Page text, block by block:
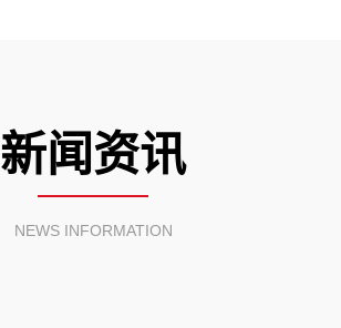
新闻资讯
NEWS INFORMATION